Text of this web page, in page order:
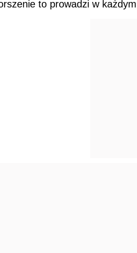
to prowadzi w